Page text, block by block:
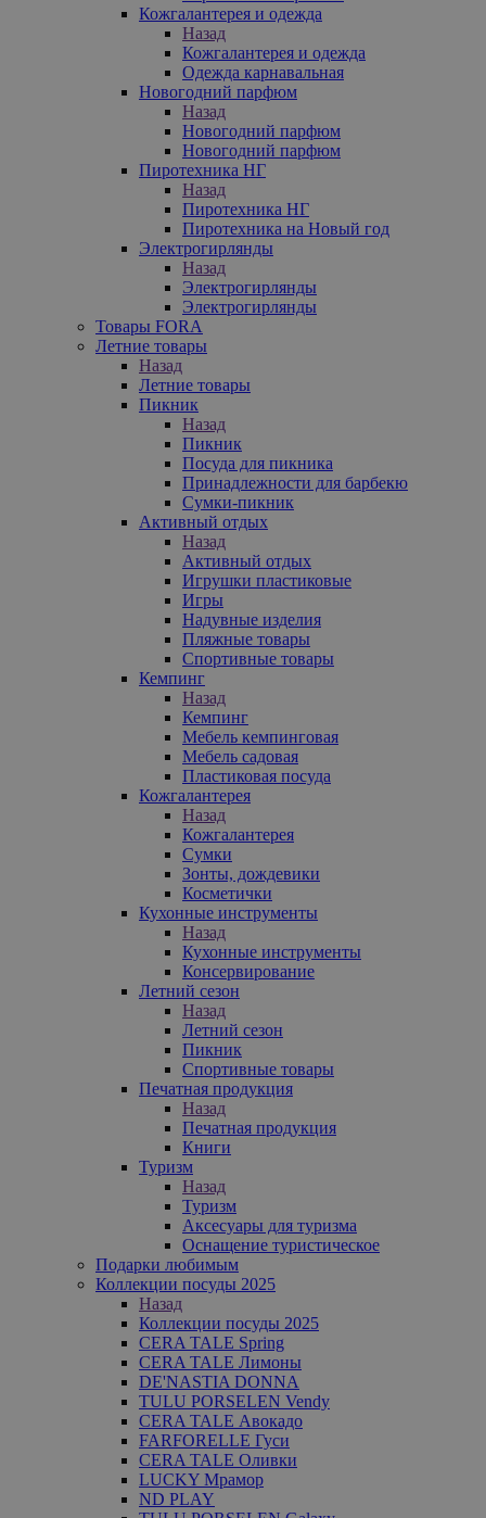
Кожгалантерея и одежда
Назад
Кожгалантерея и одежда
Одежда карнавальная
Новогодний парфюм
Назад
Новогодний парфюм
Новогодний парфюм
Пиротехника НГ
Назад
Пиротехника НГ
Пиротехника на Новый год
Электрогирлянды
Назад
Электрогирлянды
Электрогирлянды
Товары FORA
Летние товары
Назад
Летние товары
Пикник
Назад
Пикник
Посуда для пикника
Принадлежности для барбекю
Сумки-пикник
Активный отдых
Назад
Активный отдых
Игрушки пластиковые
Игры
Надувные изделия
Пляжные товары
Спортивные товары
Кемпинг
Назад
Кемпинг
Мебель кемпинговая
Мебель садовая
Пластиковая посуда
Кожгалантерея
Назад
Кожгалантерея
Сумки
Зонты, дождевики
Косметички
Кухонные инструменты
Назад
Кухонные инструменты
Консервирование
Летний сезон
Назад
Летний сезон
Пикник
Спортивные товары
Печатная продукция
Назад
Печатная продукция
Книги
Туризм
Назад
Туризм
Аксесуары для туризма
Оснащение туристическое
Подарки любимым
Коллекции посуды 2025
Назад
Коллекции посуды 2025
CERA TALE Spring
CERA TALE Лимоны
DE'NASTIA DONNA
TULU PORSELEN Vendy
CERA TALE Авокадо
FARFORELLE Гуси
CERA TALE Оливки
LUCKY Мрамор
ND PLAY